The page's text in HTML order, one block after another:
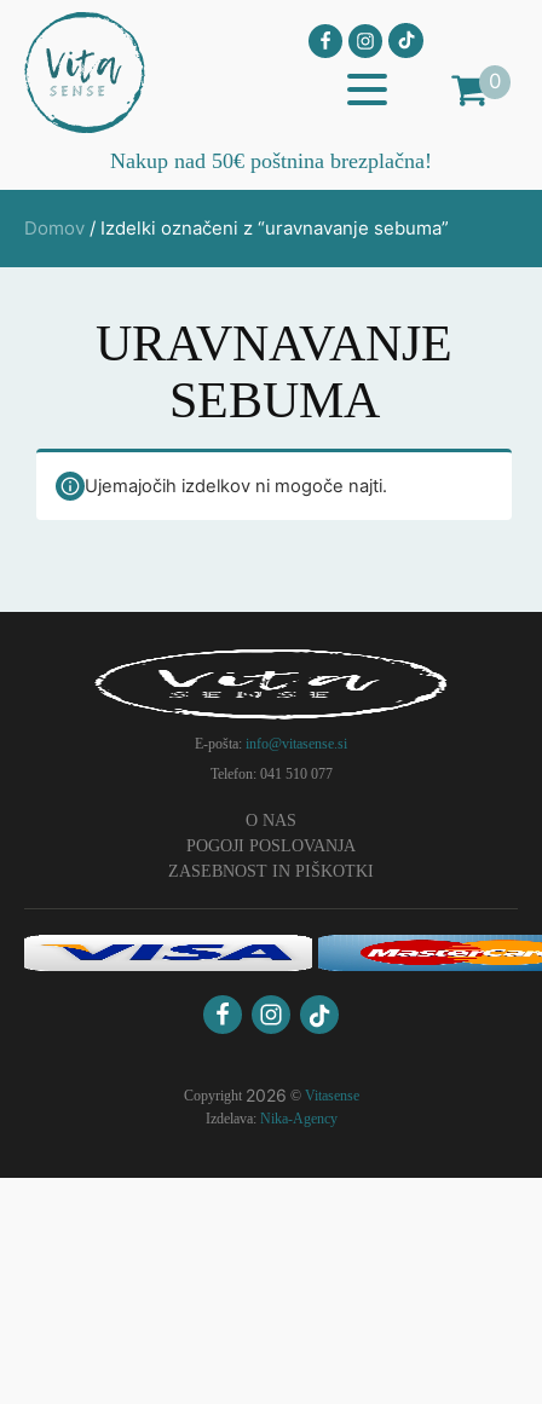
0
Nakup nad 50€ poštnina brezplačna!
Domov / Izdelki označeni z “uravnavanje sebuma”
URAVNAVANJE
SEBUMA
Ujemajočih izdelkov ni mogoče najti.
E-pošta: info@vitasense.si
Telefon: 041 510 077
O NAS
POGOJI POSLOVANJA
ZASEBNOST IN PIŠKOTKI
Copyright 2026 © Vitasense
Izdelava: Nika-Agency